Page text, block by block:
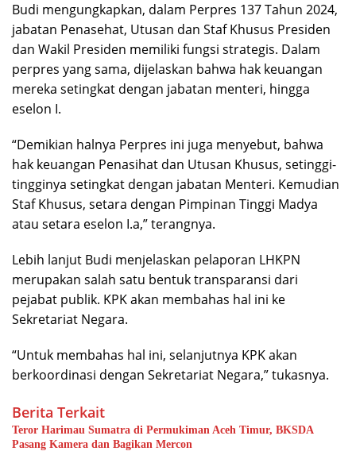
Budi mengungkapkan, dalam Perpres 137 Tahun 2024,
jabatan Penasehat, Utusan dan Staf Khusus Presiden
dan Wakil Presiden memiliki fungsi strategis. Dalam
perpres yang sama, dijelaskan bahwa hak keuangan
mereka setingkat dengan jabatan menteri, hingga
eselon I.
“Demikian halnya Perpres ini juga menyebut, bahwa
hak keuangan Penasihat dan Utusan Khusus, setinggi-
tingginya setingkat dengan jabatan Menteri. Kemudian
Staf Khusus, setara dengan Pimpinan Tinggi Madya
atau setara eselon I.a,” terangnya.
Lebih lanjut Budi menjelaskan pelaporan LHKPN
merupakan salah satu bentuk transparansi dari
pejabat publik. KPK akan membahas hal ini ke
Sekretariat Negara.
“Untuk membahas hal ini, selanjutnya KPK akan
berkoordinasi dengan Sekretariat Negara,” tukasnya.
Berita Terkait
Teror Harimau Sumatra di Permukiman Aceh Timur, BKSDA
Pasang Kamera dan Bagikan Mercon